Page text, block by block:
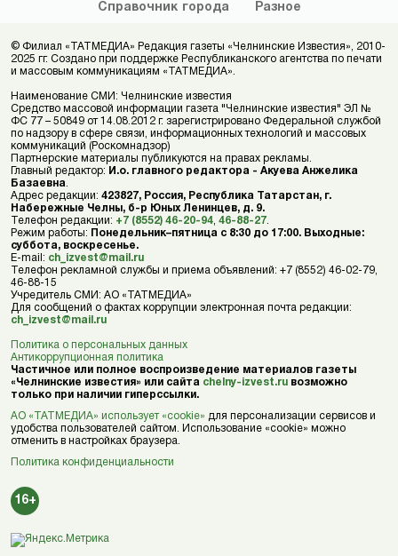
Справочник города Разное
© Филиал «ТАТМЕДИА» Редакция газеты «Челнинские Известия», 2010-
2025 гг. Создано при поддержке Республиканского агентства по печати
и массовым коммуникациям «ТАТМЕДИА».
Наименование СМИ: Челнинские известия
Средство массовой информации газета "Челнинские известия" ЭЛ №
ФС 77 – 50849 от 14.08.2012 г. зарегистрировано Федеральной службой
по надзору в сфере связи, информационных технологий и массовых
коммуникаций (Роскомнадзор)
Партнерские материалы публикуются на правах рекламы.
Главный редактор: И.о. главного редактора - Акуева Анжелика
Базаевна
Адрес редакции: 423827, Россия, Республика Татарстан, г.
Набережные Челны, б-р Юных Ленинцев, д. 9.
Телефон редакции: +7 (8552) 46-20-94 46-88-27
Режим работы: Понедельник–пятница с 8:30 до 17:00. Выходные:
суббота, воскресенье.
E-mail: ch_izvest@mail.ru
Телефон рекламной службы и приема объявлений: +7 (8552) 46-02-79,
46-88-15
Учредитель СМИ: АО «ТАТМЕДИА»
Для сообщений о фактах коррупции электронная почта редакции:
ch_izvest@mail.ru
Политика о персональных данных
Антикоррупционная политика
Частичное или полное воспроизведение материалов газеты
«Челнинские известия» или сайта chelny-izvest.ru возможно
только при наличии гиперссылки.
АО «ТАТМЕДИА» использует «cookie» для персонализации сервисов и
удобства пользователей сайтом. Использование «cookie» можно
отменить в настройках браузера.
Политика конфиденциальности
16+